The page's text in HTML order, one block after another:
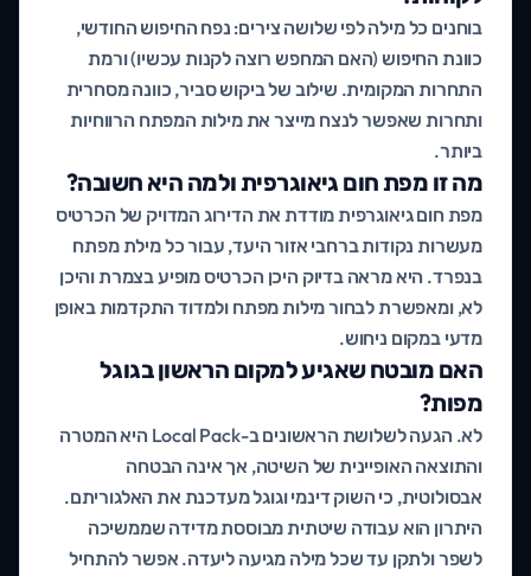
בוחנים כל מילה לפי שלושה צירים: נפח החיפוש החודשי,
כוונת החיפוש (האם המחפש רוצה לקנות עכשיו) ורמת
התחרות המקומית. שילוב של ביקוש סביר, כוונה מסחרית
ותחרות שאפשר לנצח מייצר את מילות המפתח הרווחיות
ביותר.
מה זו מפת חום גיאוגרפית ולמה היא חשובה?
מפת חום גיאוגרפית מודדת את הדירוג המדויק של הכרטיס
מעשרות נקודות ברחבי אזור היעד, עבור כל מילת מפתח
בנפרד. היא מראה בדיוק היכן הכרטיס מופיע בצמרת והיכן
לא, ומאפשרת לבחור מילות מפתח ולמדוד התקדמות באופן
מדעי במקום ניחוש.
האם מובטח שאגיע למקום הראשון בגוגל
מפות?
לא. הגעה לשלושת הראשונים ב-Local Pack היא המטרה
והתוצאה האופיינית של השיטה, אך אינה הבטחה
אבסולוטית, כי השוק דינמי וגוגל מעדכנת את האלגוריתם.
היתרון הוא עבודה שיטתית מבוססת מדידה שממשיכה
לשפר ולתקן עד שכל מילה מגיעה ליעדה. אפשר להתחיל